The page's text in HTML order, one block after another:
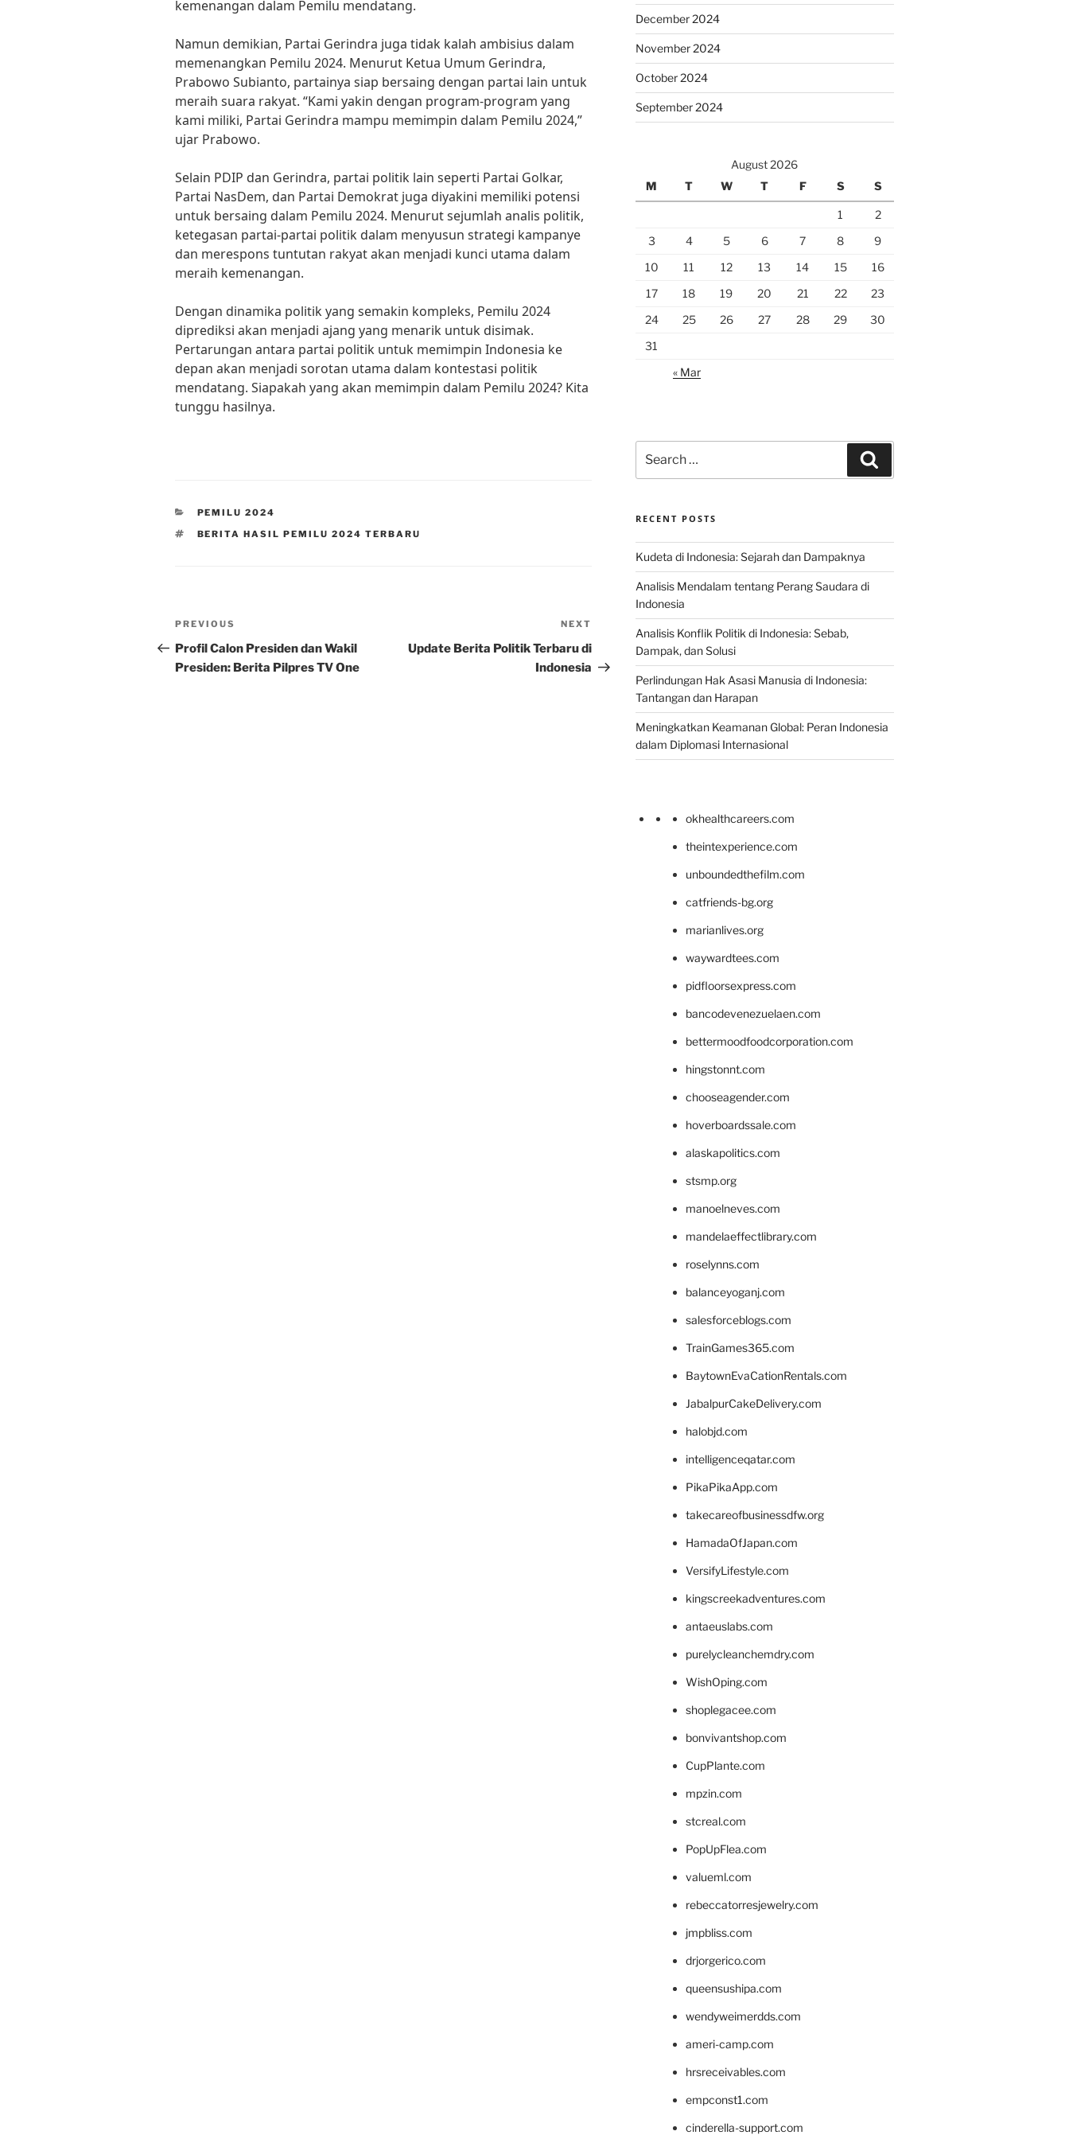
kemenangan dalam Pemilu mendatang.
Namun demikian, Partai Gerindra juga tidak kalah ambisius dalam
memenangkan Pemilu 2024. Menurut Ketua Umum Gerindra,
Prabowo Subianto, partainya siap bersaing dengan partai lain untuk
meraih suara rakyat. “Kami yakin dengan program-program yang
kami miliki, Partai Gerindra mampu memimpin dalam Pemilu 2024,”
ujar Prabowo.
Selain PDIP dan Gerindra, partai politik lain seperti Partai Golkar,
Partai NasDem, dan Partai Demokrat juga diyakini memiliki potensi
untuk bersaing dalam Pemilu 2024. Menurut sejumlah analis politik,
ketegasan partai-partai politik dalam menyusun strategi kampanye
dan merespons tuntutan rakyat akan menjadi kunci utama dalam
meraih kemenangan.
Dengan dinamika politik yang semakin kompleks, Pemilu 2024
diprediksi akan menjadi ajang yang menarik untuk disimak.
Pertarungan antara partai politik untuk memimpin Indonesia ke
depan akan menjadi sorotan utama dalam kontestasi politik
mendatang. Siapakah yang akan memimpin dalam Pemilu 2024? Kita
tunggu hasilnya.
CATEGORIES
PEMILU 2024
TAGS
BERITA HASIL PEMILU 2024 TERBARU
Post
navigation
Previous
Post
PREVIOUS
Profil Calon Presiden dan Wakil
Presiden: Berita Pilpres TV One
Post
NEXT
Update Berita Politik Terbaru di
Indonesia
December 2024
November 2024
October 2024
September 2024
August 2026
M
T W T F S S
1
2
3
4 5 6 7 8
9
10
11 12 13 14 15
16
17
18 19 20 21 22
23
24
25 26 27 28 29
30
31
« Mar
for:
RECENT POSTS
Kudeta di Indonesia: Sejarah dan Dampaknya
Analisis Mendalam tentang Perang Saudara di
Indonesia
Analisis Konflik Politik di Indonesia: Sebab,
Dampak, dan Solusi
Perlindungan Hak Asasi Manusia di Indonesia:
Tantangan dan Harapan
Meningkatkan Keamanan Global: Peran Indonesia
dalam Diplomasi Internasional
okhealthcareers.com
theintexperience.com
unboundedthefilm.com
catfriends-bg.org
marianlives.org
waywardtees.com
pidfloorsexpress.com
bancodevenezuelaen.com
bettermoodfoodcorporation.com
hingstonnt.com
chooseagender.com
hoverboardssale.com
alaskapolitics.com
stsmp.org
manoelneves.com
mandelaeffectlibrary.com
roselynns.com
balanceyoganj.com
salesforceblogs.com
TrainGames365.com
BaytownEvaCationRentals.com
JabalpurCakeDelivery.com
halobjd.com
intelligenceqatar.com
PikaPikaApp.com
takecareofbusinessdfw.org
HamadaOfJapan.com
VersifyLifestyle.com
kingscreekadventures.com
antaeuslabs.com
purelycleanchemdry.com
WishOping.com
shoplegacee.com
bonvivantshop.com
CupPlante.com
mpzin.com
stcreal.com
PopUpFlea.com
valueml.com
rebeccatorresjewelry.com
jmpbliss.com
drjorgerico.com
queensushipa.com
wendyweimerdds.com
ameri-camp.com
hrsreceivables.com
empconst1.com
cinderella-support.com